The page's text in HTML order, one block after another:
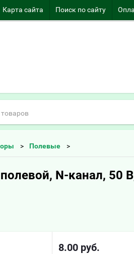
Карта сайта Поиск по сайту
Полевые
N-канал, 50
8.00 руб.